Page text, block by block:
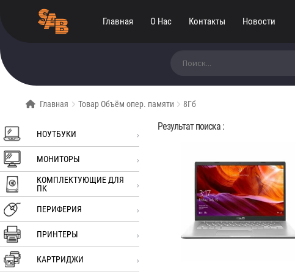
Главная О Нас Контакты Новости
Главная Товар Объём опер. памяти 8Гб
НОУТБУКИ
МОНИТОРЫ
КОМПЛЕКТУЮЩИЕ ДЛЯ
ПК
ПЕРИФЕРИЯ
ПРИНТЕРЫ
КАРТРИДЖИ
Результат поиска :